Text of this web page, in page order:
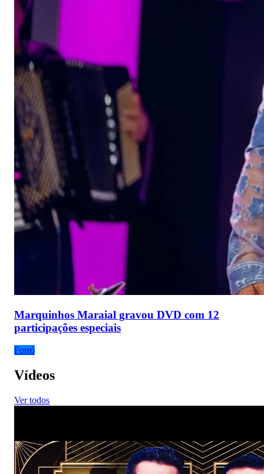
Marquinhos Maraial gravou DVD com 12
participações especiais
Forró
Vídeos
Ver todos